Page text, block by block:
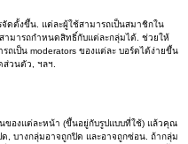
ดตั้งขึ้น. แต่ละผู้ใช้สามารถเป็นสมาชิกใน
ามารถกำหนดสิทธิ์กับแต่ละกลุ่มได้. ช่วยให้
ถเป็น moderators ของแต่ละ บอร์ดได้ง่ายขึ้น
วนตัว, ฯลฯ.
ของแต่ละหน้า (ขึ้นอยู่กับรูปแบบที่ใช้) แล้วคุณ
, บางกลุ่มอาจถูกปิด และอาจถูกซ่อน. ถ้ากลุ่ม